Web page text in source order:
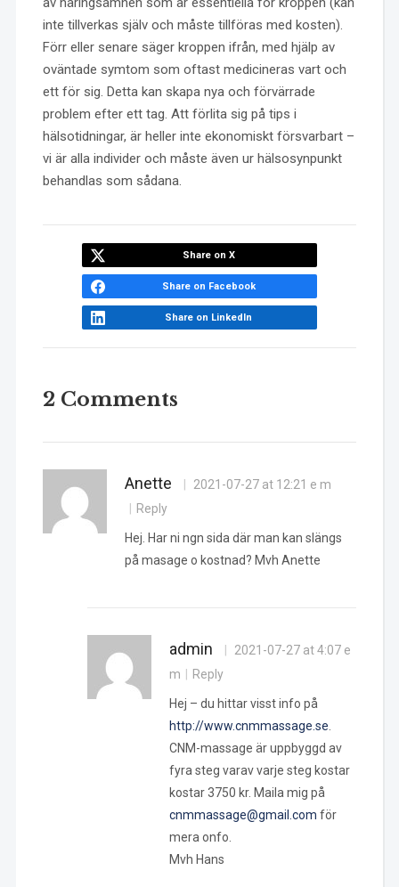
inte tillverkas själv och måste tillföras med kosten).
Förr eller senare säger kroppen ifrån, med hjälp av
oväntade symtom som oftast medicineras vart och
ett för sig. Detta kan skapa nya och förvärrade
problem efter ett tag. Att förlita sig på tips i
hälsotidningar, är heller inte ekonomiskt försvarbart –
vi är alla individer och måste även ur hälsosynpunkt
behandlas som sådana.
Share on X
Share on Facebook
Share on LinkedIn
2 Comments
Anette
2021-07-27 at 12:21 e m
Reply
Hej. Har ni ngn sida där man kan slängs
på masage o kostnad? Mvh Anette
admin
2021-07-27 at 4:07 e
m
Reply
Hej – du hittar visst info på
http://www.cnmmassage.se
CNM-massage är uppbyggd av
fyra steg varav varje steg kostar
kostar 3750 kr. Maila mig på
cnmmassage@gmail.com för
mera onfo.
Mvh Hans